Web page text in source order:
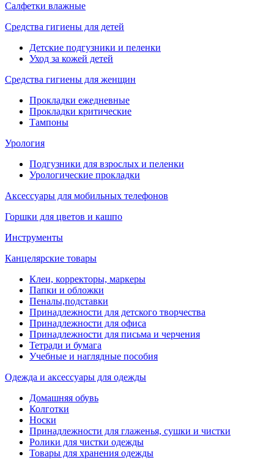
Салфетки влажные
Средства гигиены для детей
Детские подгузники и пеленки
Уход за кожей детей
Средства гигиены для женщин
Прокладки ежедневные
Прокладки критические
Тампоны
Урология
Подгузники для взрослых и пеленки
Урологические прокладки
Аксессуары для мобильных телефонов
Горшки для цветов и кашпо
Инструменты
Канцелярские товары
Клеи, корректоры, маркеры
Папки и обложки
Пеналы,подставки
Принадлежности для детского творчества
Принадлежности для офиса
Принадлежности для письма и черчения
Тетради и бумага
Учебные и наглядные пособия
Одежда и аксессуары для одежды
Домашняя обувь
Колготки
Носки
Принадлежности для глаженья, сушки и чистки
Ролики для чистки одежды
Товары для хранения одежды